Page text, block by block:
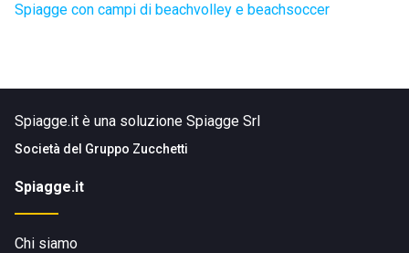
Spiagge con campi di beachvolley e beachsoccer
Spiagge.it è una soluzione Spiagge Srl
Società del Gruppo Zucchetti
Spiagge.it
Chi siamo